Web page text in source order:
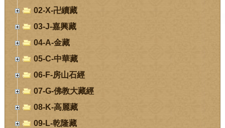
02-X-卍續藏
03-J-嘉興藏
04-A-金藏
05-C-中華藏
06-F-房山石經
07-G-佛教大藏經
08-K-高麗藏
09-L-乾隆藏